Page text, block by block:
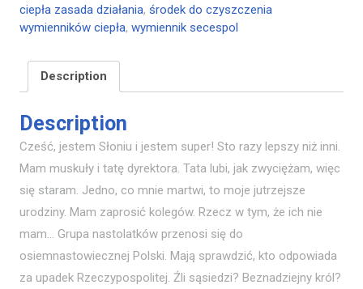
ciepła zasada działania, środek do czyszczenia
wymienników ciepła, wymiennik secespol
Description
Description
Cześć, jestem Słoniu i jestem super! Sto razy lepszy niż inni.
Mam muskuły i tatę dyrektora. Tata lubi, jak zwyciężam, więc
się staram. Jedno, co mnie martwi, to moje jutrzejsze
urodziny. Mam zaprosić kolegów. Rzecz w tym, że ich nie
mam… Grupa nastolatków przenosi się do
osiemnastowiecznej Polski. Mają sprawdzić, kto odpowiada
za upadek Rzeczypospolitej. Źli sąsiedzi? Beznadziejny król?